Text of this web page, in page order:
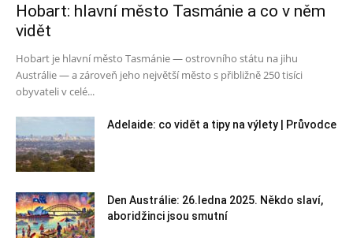
Hobart: hlavní město Tasmánie a co v něm
vidět
Hobart je hlavní město Tasmánie — ostrovního státu na jihu
Austrálie — a zároveň jeho největší město s přibližně 250 tisíci
obyvateli v celé...
Adelaide: co vidět a tipy na výlety | Průvodce
Den Austrálie: 26.ledna 2025. Někdo slaví,
aboridžinci jsou smutní